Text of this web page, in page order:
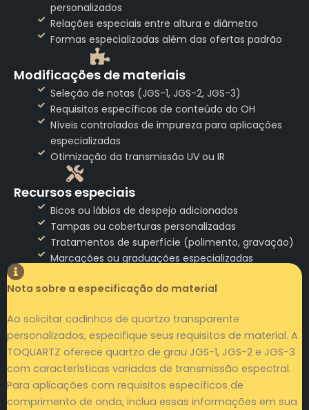
personalizados
Relações especiais entre altura e diâmetro
Formas especializadas além das ofertas padrão
Modificações de materiais
Seleção de notas (JGS-1, JGS-2, JGS-3)
Requisitos específicos de conteúdo do OH
Níveis controlados de impureza para aplicações
especializadas
Otimização da transmissão UV ou IR
Recursos especiais
Bicos ou lábios de despejo adicionados
Tampas ou coberturas personalizadas
Tratamentos de superfície (polimento, gravação)
Marcações ou graduações especializadas
Nota sobre a especificação do material
Ao solicitar cadinhos de quartzo transparente
personalizados, especifique seus requisitos de material. A
TOQUARTZ oferece quartzo de grau JGS-1, JGS-2 e JGS-3
com características variadas de transmissão espectral.
Para aplicações com requisitos específicos de
comprimento de onda, inclua essas informações em sua